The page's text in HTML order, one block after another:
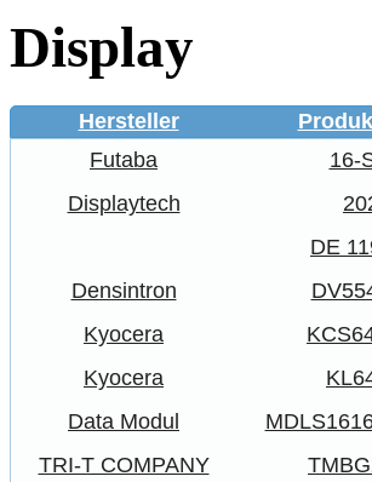
Display
Hersteller
Futaba
16-
Displaytech
DE
Densintron
Kyocera
Kyocera
Data Modul
TRI-T COMPANY